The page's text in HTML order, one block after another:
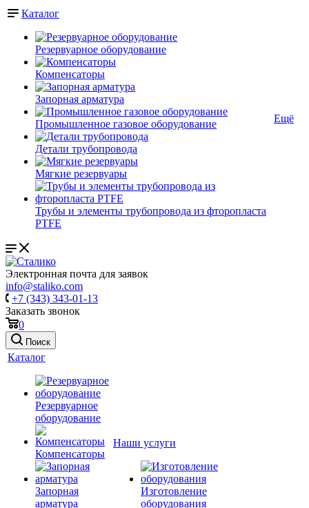
Каталог
Резервуарное оборудование
Компенсаторы
Запорная арматура
Промышленное газовое оборудование
Детали трубопровода
Мягкие резервуары
Трубы и элементы трубопровода из фторопласта
PTFE
Ещё
Электронная почта для заявок
info@staliko.com
+7 (343) 343-01-13
Заказать звонок
0
Поиск
Каталог
Резервуарное
оборудование
Компенсаторы
Запорная
арматура
Наши услуги
Изготовление
оборудования